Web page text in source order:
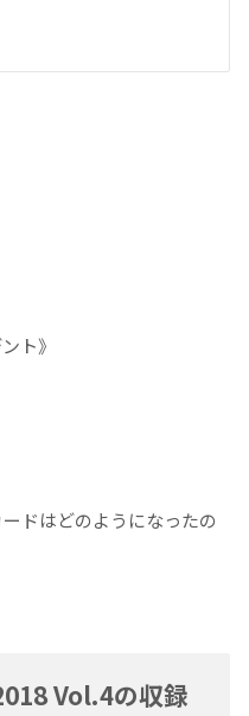
ト》
ドはどのようになったの
Vol.4の収録